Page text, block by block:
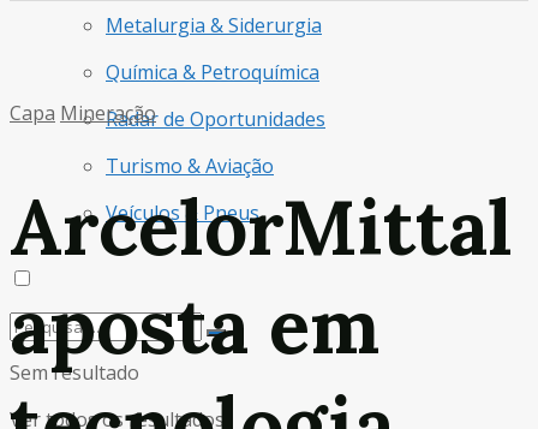
Metalurgia & Siderurgia
Química & Petroquímica
Radar de Oportunidades
Turismo & Aviação
Veículos & Pneus
Sem resultado
Ver todos os resultados
Capa Mineração
ArcelorMittal
aposta em